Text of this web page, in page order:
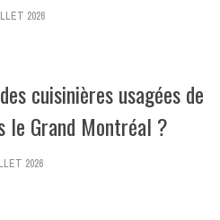
2026
cuisinières usagées de
le Grand Montréal ?
2026